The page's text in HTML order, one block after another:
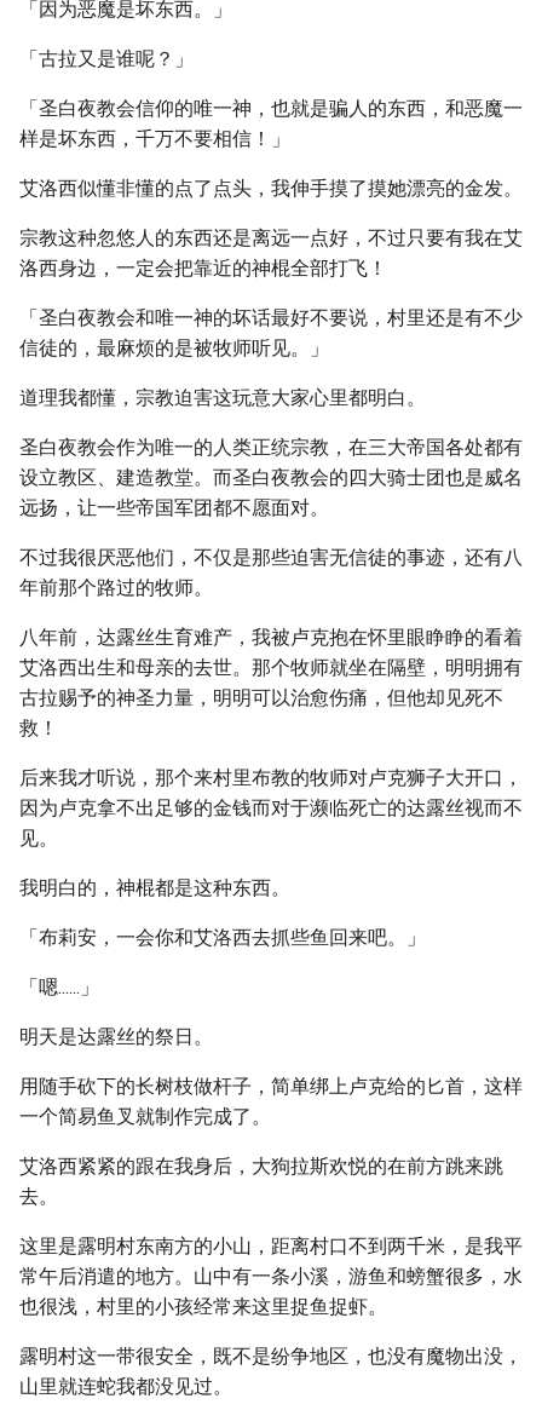
「因为恶魔是坏东西。」
「古拉又是谁呢？」
「圣白夜教会信仰的唯一神，也就是骗人的东西，和恶魔一
样是坏东西，千万不要相信！」
艾洛西似懂非懂的点了点头，我伸手摸了摸她漂亮的金发。
宗教这种忽悠人的东西还是离远一点好，不过只要有我在艾
洛西身边，一定会把靠近的神棍全部打飞！
「圣白夜教会和唯一神的坏话最好不要说，村里还是有不少
信徒的，最麻烦的是被牧师听见。」
道理我都懂，宗教迫害这玩意大家心里都明白。
圣白夜教会作为唯一的人类正统宗教，在三大帝国各处都有
设立教区、建造教堂。而圣白夜教会的四大骑士团也是威名
远扬，让一些帝国军团都不愿面对。
不过我很厌恶他们，不仅是那些迫害无信徒的事迹，还有八
年前那个路过的牧师。
八年前，达露丝生育难产，我被卢克抱在怀里眼睁睁的看着
艾洛西出生和母亲的去世。那个牧师就坐在隔壁，明明拥有
古拉赐予的神圣力量，明明可以治愈伤痛，但他却见死不
救！
后来我才听说，那个来村里布教的牧师对卢克狮子大开口，
因为卢克拿不出足够的金钱而对于濒临死亡的达露丝视而不
见。
我明白的，神棍都是这种东西。
「布莉安，一会你和艾洛西去抓些鱼回来吧。」
「嗯......」
明天是达露丝的祭日。
用随手砍下的长树枝做杆子，简单绑上卢克给的匕首，这样
一个简易鱼叉就制作完成了。
艾洛西紧紧的跟在我身后，大狗拉斯欢悦的在前方跳来跳
去。
这里是露明村东南方的小山，距离村口不到两千米，是我平
常午后消遣的地方。山中有一条小溪，游鱼和螃蟹很多，水
也很浅，村里的小孩经常来这里捉鱼捉虾。
露明村这一带很安全，既不是纷争地区，也没有魔物出没，
山里就连蛇我都没见过。